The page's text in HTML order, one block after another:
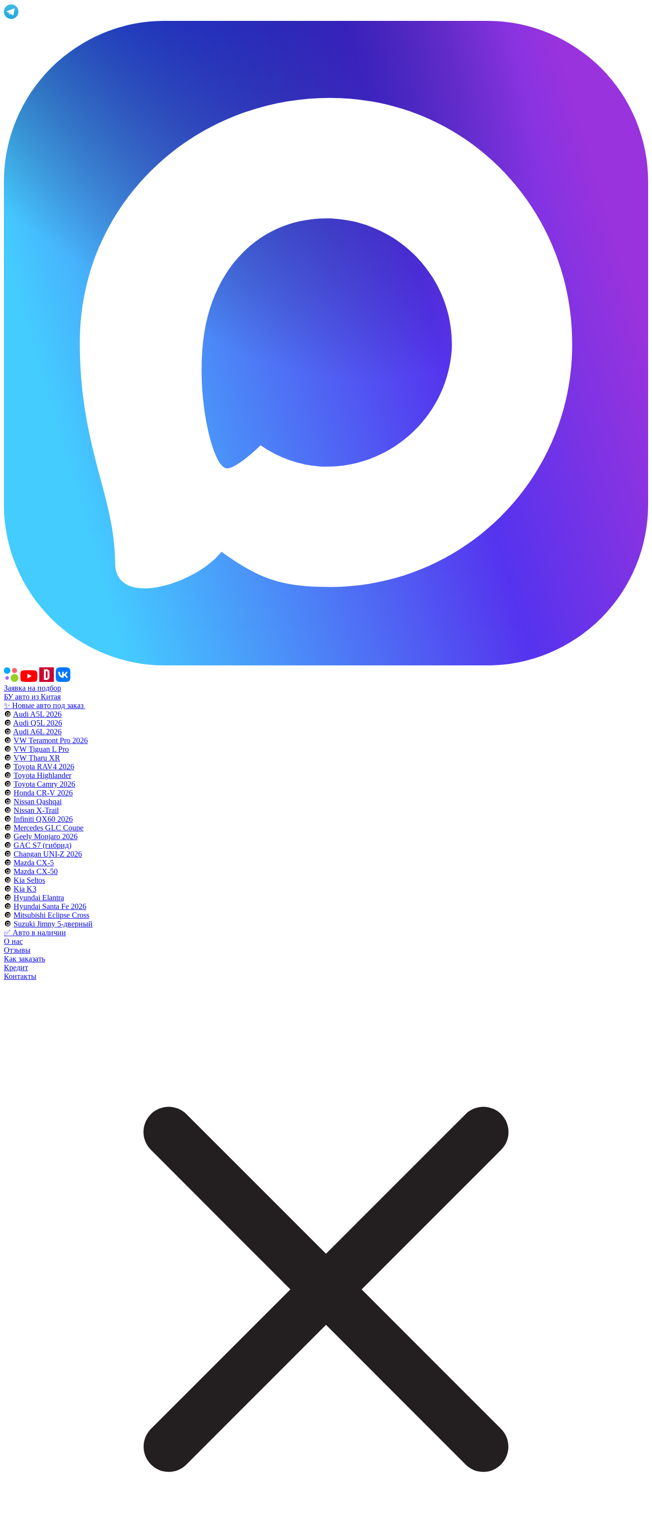
Заявка на подбор
БУ авто из Китая
✨ Новые авто под заказ
🔘 Audi A5L 2026
🔘 Audi Q5L 2026
🔘 Audi A6L 2026
🔘 VW Teramont Pro 2026
🔘 VW Tiguan L Pro
🔘 VW Tharu XR
🔘 Toyota RAV4 2026
🔘 Toyota Highlander
🔘 Toyota Camry 2026
🔘 Honda CR-V 2026
🔘 Nissan Qashqai
🔘 Nissan X-Trail
🔘 Infiniti QX60 2026
🔘 Mercedes GLC Coupe
🔘 Geely Monjaro 2026
🔘 GAC S7 (гибрид)
🔘 Changan UNI-Z 2026
🔘 Mazda CX-5
🔘 Mazda CX-50
🔘 Kia Seltos
🔘 Kia K3
🔘 Hyundai Elantra
🔘 Hyundai Santa Fe 2026
🔘 Mitsubishi Eclipse Cross
🔘 Suzuki Jimny 5-дверный
✅ Авто в наличии
О нас
Отзывы
Как заказать
Кредит
Контакты